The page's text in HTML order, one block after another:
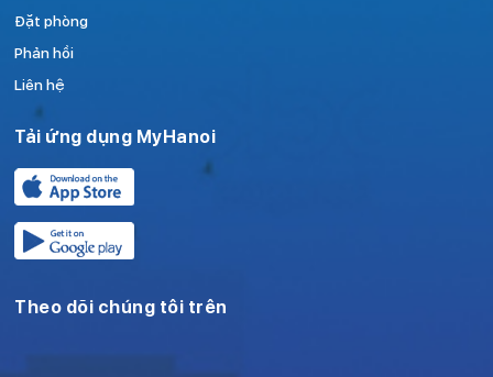
Đặt phòng
Phản hồi
Liên hệ
Tải ứng dụng MyHanoi
Theo dõi chúng tôi trên